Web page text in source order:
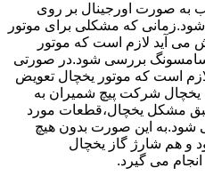
به صورت اورجینال بر روی
که مشکلی برای موتور
می آید لازم است که موتور
بررسی شود.در صورتی
است که موتور یخچال تعویض
یخچال شرکت پیچ شمیران به
مشکل یخچال،قطعات مورد
شود.به این صورت بدون هیچ
هم شارژ گاز یخچال
می گیرد.